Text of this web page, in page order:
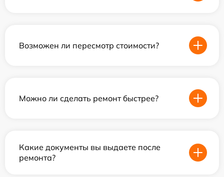
Возможен ли пересмотр стоимости?
Можно ли сделать ремонт быстрее?
Какие документы вы выдаете после
ремонта?